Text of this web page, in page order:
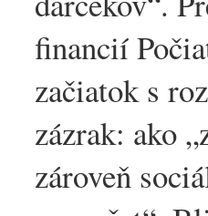
financií
začiatok s
zázrak: ako
zároveň